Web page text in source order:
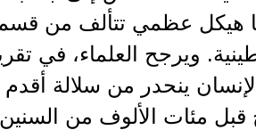
هيكل عظمي تتألف من
ويرجح العلماء، في
الإنسان ينحدر من سلالة
قبل مئات الألوف من